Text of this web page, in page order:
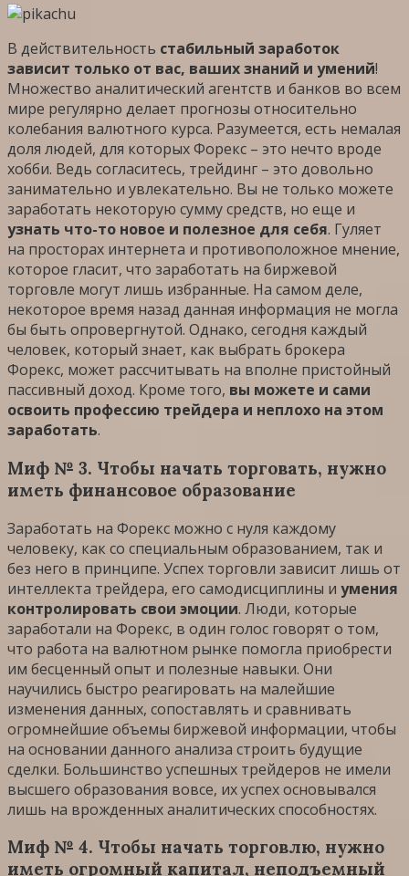
В действительность стабильный заработок
зависит только от вас, ваших знаний и умений!
Множество аналитический агентств и банков во всем
мире регулярно делает прогнозы относительно
колебания валютного курса. Разумеется, есть немалая
доля людей, для которых Форекс – это нечто вроде
хобби. Ведь согласитесь, трейдинг – это довольно
занимательно и увлекательно. Вы не только можете
заработать некоторую сумму средств, но еще и
узнать что-то новое и полезное для себя. Гуляет
на просторах интернета и противоположное мнение,
которое гласит, что заработать на биржевой
торговле могут лишь избранные. На самом деле,
некоторое время назад данная информация не могла
бы быть опровергнутой. Однако, сегодня каждый
человек, который знает, как выбрать брокера
Форекс, может рассчитывать на вполне пристойный
пассивный доход. Кроме того, вы можете и сами
освоить профессию трейдера и неплохо на этом
заработать.
Миф № 3. Чтобы начать торговать, нужно
иметь финансовое образование
Заработать на Форекс можно с нуля каждому
человеку, как со специальным образованием, так и
без него в принципе. Успех торговли зависит лишь от
интеллекта трейдера, его самодисциплины и умения
контролировать свои эмоции. Люди, которые
заработали на Форекс, в один голос говорят о том,
что работа на валютном рынке помогла приобрести
им бесценный опыт и полезные навыки. Они
научились быстро реагировать на малейшие
изменения данных, сопоставлять и сравнивать
огромнейшие объемы биржевой информации, чтобы
на основании данного анализа строить будущие
сделки. Большинство успешных трейдеров не имели
высшего образования вовсе, их успех основывался
лишь на врожденных аналитических способностях.
Миф № 4. Чтобы начать торговлю, нужно
иметь огромный капитал, неподъемный